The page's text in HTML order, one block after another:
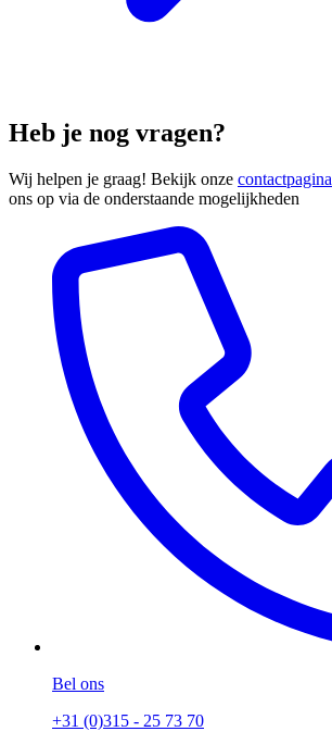
Heb je nog vragen?
Wij helpen je graag! Bekijk onze contactpagina
ons op via de onderstaande mogelijkheden
Bel ons
+31 (0)315 - 25 73 70